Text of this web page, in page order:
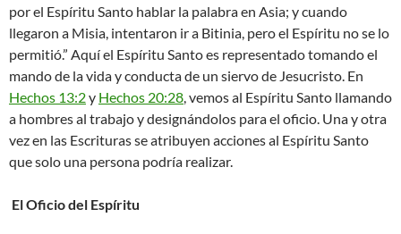
por el Espíritu Santo hablar la palabra en Asia; y cuando
llegaron a Misia, intentaron ir a Bitinia, pero el Espíritu no se lo
permitió.” Aquí el Espíritu Santo es representado tomando el
mando de la vida y conducta de un siervo de Jesucristo. En
Hechos 13:2y Hechos 20:28, vemos al Espíritu Santo llamando
a hombres al trabajo y designándolos para el oficio. Una y otra
vez en las Escrituras se atribuyen acciones al Espíritu Santo
que solo una persona podría realizar. ​
El Oficio del Espíritu